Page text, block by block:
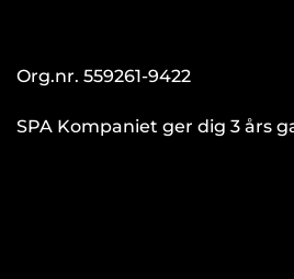
Org.nr. 559261-9422
SPA Kompaniet ger dig 3 års